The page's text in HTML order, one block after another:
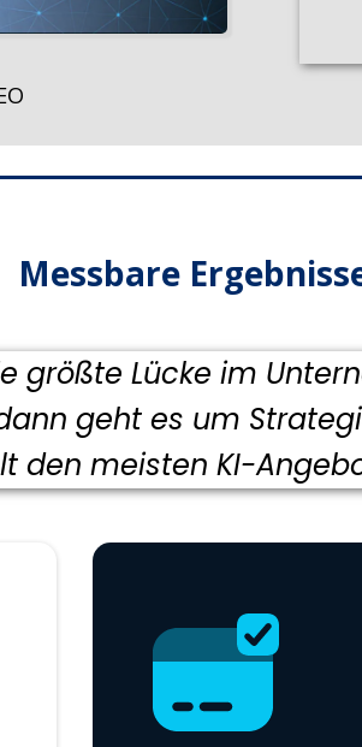
Messbare
größte Lücke im
geht es um
den meisten KI-